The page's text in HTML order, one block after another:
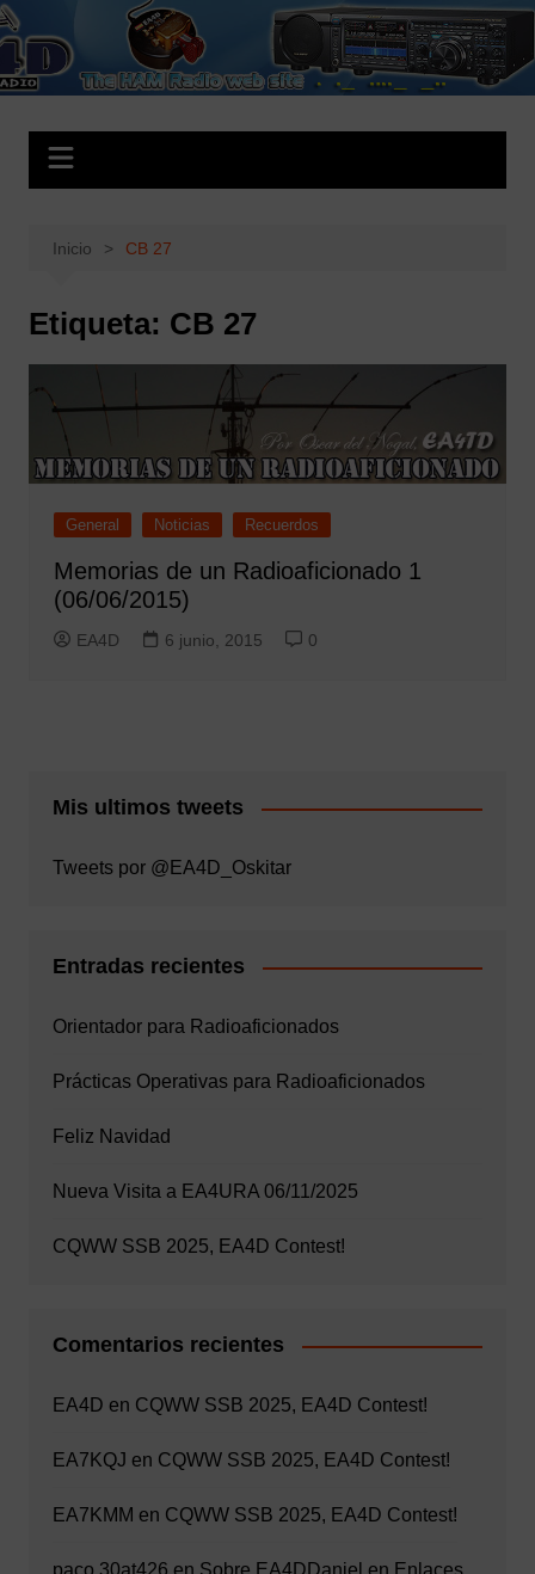
Saltar
al
contenido
EA4D.es
The HAM Radio Web Site
Inicio CB 27
Etiqueta: CB 27
General Noticias Recuerdos
Memorias de un Radioaficionado 1
(06/06/2015)
EA4D 6 junio, 2015 0
Mis ultimos tweets
Tweets por @EA4D_Oskitar
Entradas recientes
Orientador para Radioaficionados
Prácticas Operativas para Radioaficionados
Feliz Navidad
Nueva Visita a EA4URA 06/11/2025
CQWW SSB 2025, EA4D Contest!
Comentarios recientes
EA4D en CQWW SSB 2025, EA4D Contest!
EA7KQJ en CQWW SSB 2025, EA4D Contest!
EA7KMM en CQWW SSB 2025, EA4D Contest!
paco 30at426 en Sobre EA4D Daniel en Enlaces